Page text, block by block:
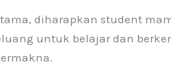
diharapkan student
untuk belajar dan